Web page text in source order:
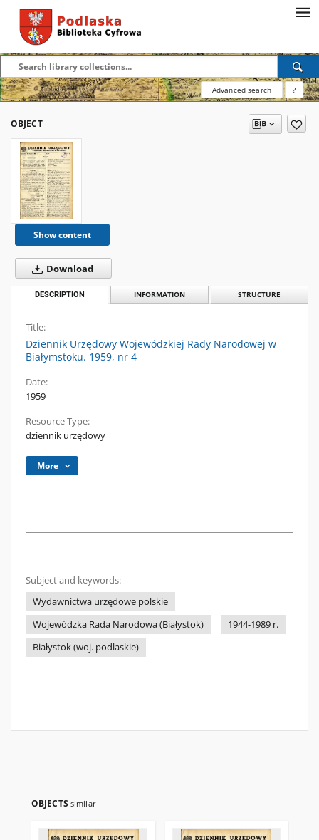
Advanced search ?
OBJECT
Show content
Download
DESCRIPTION INFORMATION STRUCTURE
Title:
Dziennik Urzędowy Wojewódzkiej Rady Narodowej w
Białymstoku. 1959, nr 4
Date:
1959
Resource Type:
dziennik urzędowy
More
Subject and keywords:
Wydawnictwa urzędowe polskie
Wojewódzka Rada Narodowa (Białystok)
1944-1989 r.
Białystok (woj. podlaskie)
OBJECTS similar